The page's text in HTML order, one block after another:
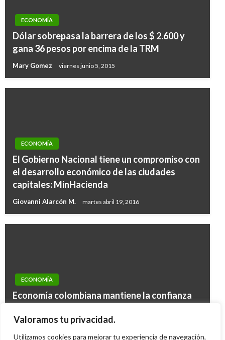
Valoramos tu privacidad.
Utilizamos cookies para mejorar tu experiencia de navegación,
ECONOMÍA
Dólar sobrepasa la barrera de los $ 2.600 y
gana 36 pesos por encima de la TRM
Mary Gomez viernes junio 5, 2015
ECONOMÍA
El Gobierno Nacional tiene un compromiso con
el desarrollo económico de las ciudades
capitales: MinHacienda
Giovanni Alarcón M. martes abril 19, 2016
ECONOMÍA
Economía colombiana mantiene la confianza
dice Ministro de Hacienda
Giovanni Alarcón M. lunes noviembre 9, 2015
INTERNACIONAL
Italia extiende Estado de Emergencia hasta el